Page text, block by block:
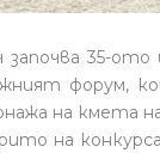
започва 35-
форум,
на кмета
на